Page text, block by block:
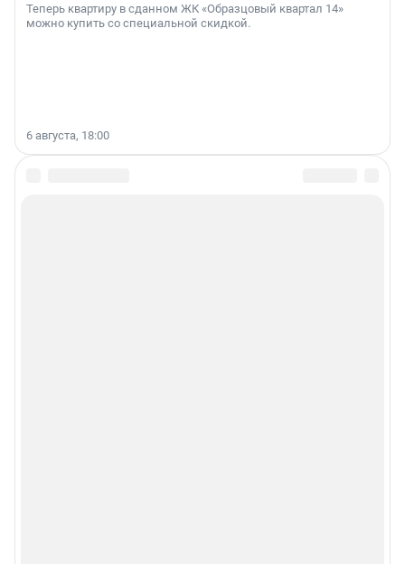
Теперь квартиру в сданном ЖК «Образцовый квартал 14»
можно купить со специальной скидкой.
6 августа, 18:00